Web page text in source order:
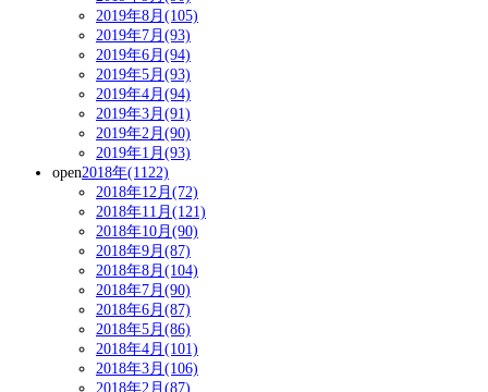
2019年8月(105)
2019年7月(93)
2019年6月(94)
2019年5月(93)
2019年4月(94)
2019年3月(91)
2019年2月(90)
2019年1月(93)
open2018年(1122)
2018年12月(72)
2018年11月(121)
2018年10月(90)
2018年9月(87)
2018年8月(104)
2018年7月(90)
2018年6月(87)
2018年5月(86)
2018年4月(101)
2018年3月(106)
2018年2月(87)